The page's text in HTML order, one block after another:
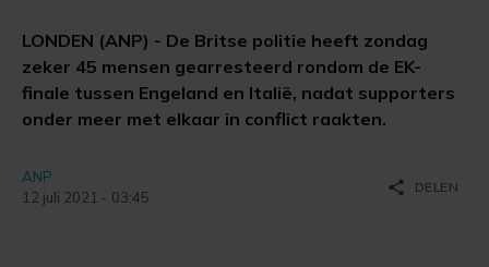
LONDEN (ANP) - De Britse politie heeft zondag
zeker 45 mensen gearresteerd rondom de EK-
finale tussen Engeland en Italië, nadat supporters
onder meer met elkaar in conflict raakten.
ANP
12 juli 2021 - 03:45
share DELEN